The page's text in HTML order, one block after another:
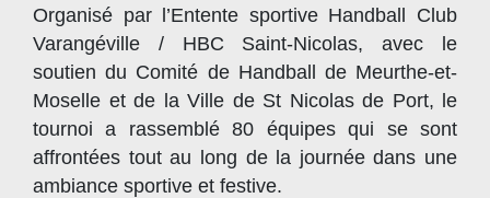
Organisé par l’Entente sportive Handball Club
Varangéville / HBC Saint-Nicolas, avec le
soutien du Comité de Handball de Meurthe-et-
Moselle et de la Ville de St Nicolas de Port, le
tournoi a rassemblé 80 équipes qui se sont
affrontées tout au long de la journée dans une
ambiance sportive et festive.